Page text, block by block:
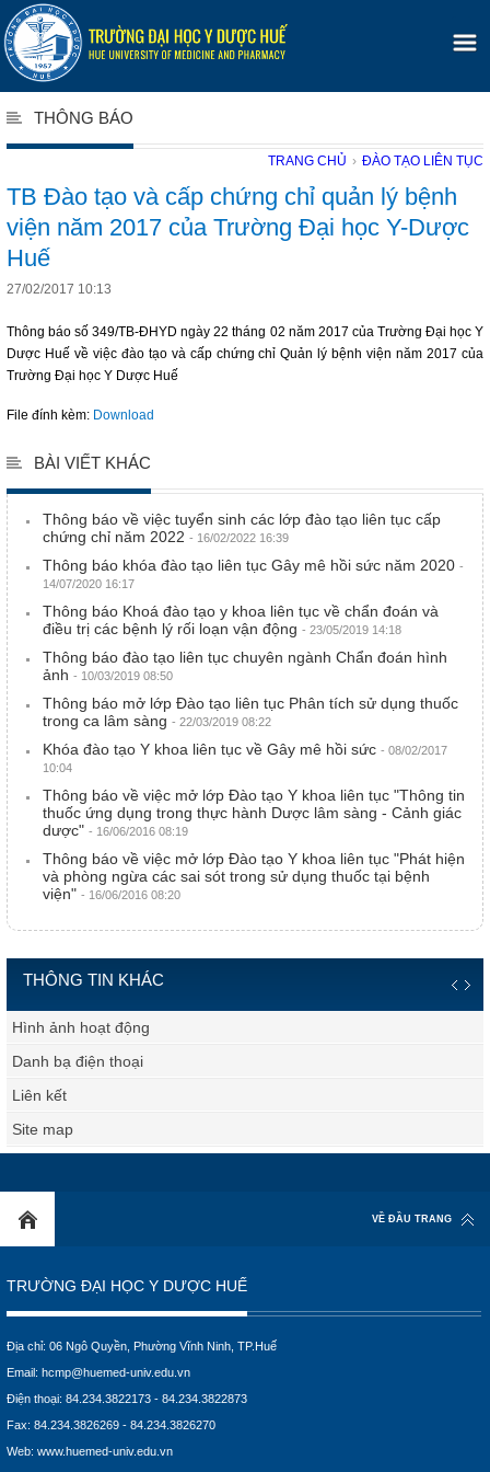
THÔNG BÁO
TRANG CHỦ › ĐÀO TẠO LIÊN TỤC
TB Đào tạo và cấp chứng chỉ quản lý bệnh
viện năm 2017 của Trường Đại học Y-Dược
Huế
27/02/2017 10:13
Thông báo số 349/TB-ĐHYD ngày 22 tháng 02 năm 2017 của Trường Đại học Y
Dược Huế về việc đào tạo và cấp chứng chỉ Quản lý bệnh viện năm 2017 của
Trường Đại học Y Dược Huế
File đính kèm: Download
BÀI VIẾT KHÁC
Thông báo về việc tuyển sinh các lớp đào tạo liên tục cấp
chứng chỉ năm 2022 - 16/02/2022 16:39
Thông báo khóa đào tạo liên tục Gây mê hồi sức năm 2020 -
14/07/2020 16:17
Thông báo Khoá đào tạo y khoa liên tục về chẩn đoán và
điều trị các bệnh lý rối loạn vận động - 23/05/2019 14:18
Thông báo đào tạo liên tục chuyên ngành Chẩn đoán hình
ảnh - 10/03/2019 08:50
Thông báo mở lớp Đào tạo liên tục Phân tích sử dụng thuốc
trong ca lâm sàng - 22/03/2019 08:22
Khóa đào tạo Y khoa liên tục về Gây mê hồi sức - 08/02/2017
10:04
Thông báo về việc mở lớp Đào tạo Y khoa liên tục "Thông tin
thuốc ứng dụng trong thực hành Dược lâm sàng - Cảnh giác
dược" - 16/06/2016 08:19
Thông báo về việc mở lớp Đào tạo Y khoa liên tục "Phát hiện
và phòng ngừa các sai sót trong sử dụng thuốc tại bệnh
viện" - 16/06/2016 08:20
THÔNG TIN KHÁC
Hình ảnh hoạt động
Danh bạ điện thoại
Liên kết
Site map
VỀ ĐẦU TRANG
TRƯỜNG ĐẠI HỌC Y DƯỢC HUẾ
Địa chỉ: 06 Ngô Quyền, Phường Vĩnh Ninh, TP.Huế
Email: hcmp@huemed-univ.edu.vn
Điện thoại: 84.234.3822173 - 84.234.3822873
Fax: 84.234.3826269 - 84.234.3826270
Web: www.huemed-univ.edu.vn